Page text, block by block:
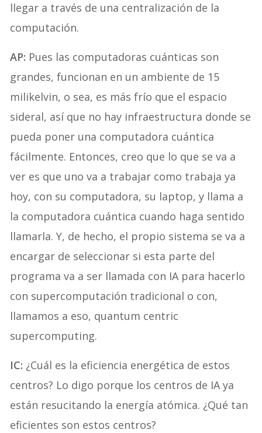
llegar a través de una centralización de la
computación.
AP: Pues las computadoras cuánticas son
grandes, funcionan en un ambiente de 15
milikelvin, o sea, es más frío que el espacio
sideral, así que no hay infraestructura donde se
pueda poner una computadora cuántica
fácilmente. Entonces, creo que lo que se va a
ver es que uno va a trabajar como trabaja ya
hoy, con su computadora, su laptop, y llama a
la computadora cuántica cuando haga sentido
llamarla. Y, de hecho, el propio sistema se va a
encargar de seleccionar si esta parte del
programa va a ser llamada con IA para hacerlo
con supercomputación tradicional o con,
llamamos a eso, quantum centric
supercomputing.
IC: ¿Cuál es la eficiencia energética de estos
centros? Lo digo porque los centros de IA ya
están resucitando la energía atómica. ¿Qué tan
eficientes son estos centros?